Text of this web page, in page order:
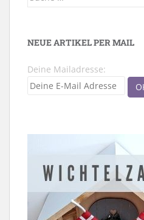
NEUE ARTIKEL PER MAIL
Deine Mailadresse: